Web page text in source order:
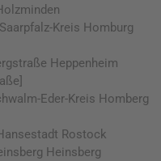
Kreis Homburg
Heppenheim
Eder-Kreis Homberg
Rostock
Heinsberg